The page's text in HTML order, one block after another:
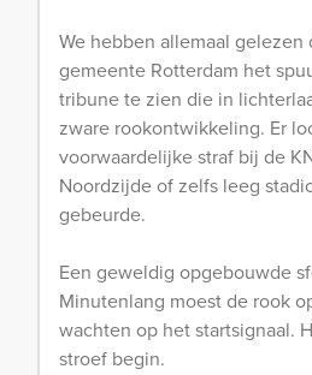
We hebben allemaal gelezen
gemeente Rotterdam het
tribune te zien die in
zware rookontwikkeling. Er
voorwaardelijke straf bij de
Noordzijde of zelfs leeg
gebeurde.
Een geweldig opgebouwde
Minutenlang moest de rook
wachten op het startsignaal.
stroef begin.